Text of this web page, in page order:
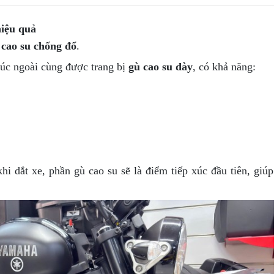
quả
su chống đổ.
ngoài cùng được trang bị gù cao su dày, có khả năng:
dắt xe, phần gù cao su sẽ là điểm tiếp xúc đầu tiên,